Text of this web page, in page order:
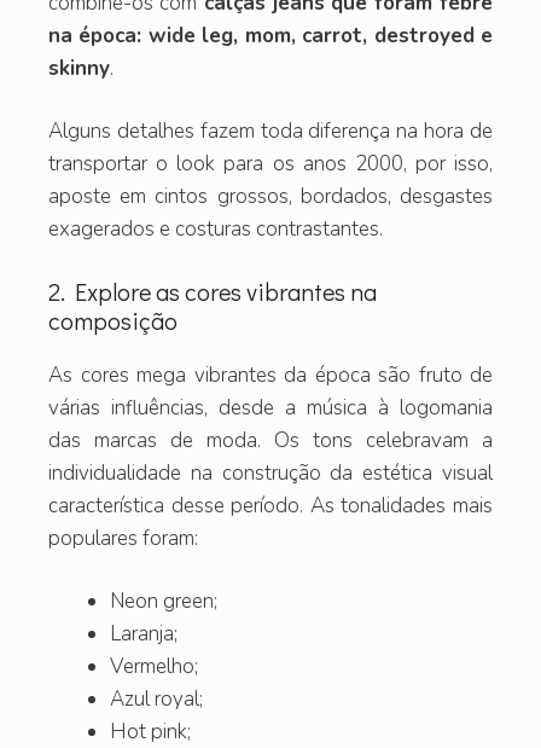
na época: wide leg, mom, carrot, destroyed e
skinny.
Alguns detalhes fazem toda diferença na hora de
transportar o look para os anos 2000, por isso,
aposte em cintos grossos, bordados, desgastes
exagerados e costuras contrastantes.
2. Explore as cores vibrantes na
composição
As cores mega vibrantes da época são fruto de
várias influências, desde a música à logomania
das marcas de moda. Os tons celebravam a
individualidade na construção da estética visual
característica desse período. As tonalidades mais
populares foram:
Neon green;
Laranja;
Vermelho;
Azul royal;
Hot pink;